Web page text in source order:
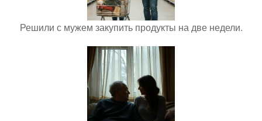
Решили с мужем закупить продукты на две недели.